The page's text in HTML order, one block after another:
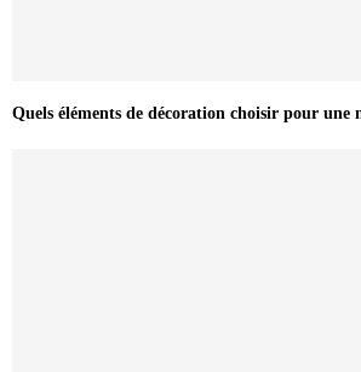
Quels éléments de décoration choisir pour une